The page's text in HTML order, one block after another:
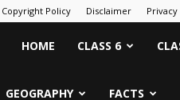
Copyright Policy Disclaimer
Bhugol
Shiksha
HOME CLASS 6
GEOGRAPHY FACTS